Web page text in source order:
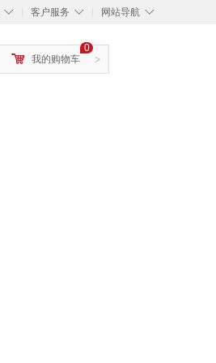
◇ ◇
客户服务 ◇
网站导航
>
0
我的购物车